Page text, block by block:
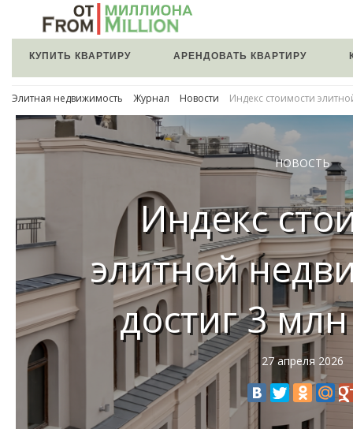
КУПИТЬ КВАРТИРУ АРЕНДОВАТЬ КВАРТИРУ
Элитная недвижимость Журнал Новости Индекс стоимости
НОВОСТЬ
Индекс
элитной
достиг 3
27 апреля 2026